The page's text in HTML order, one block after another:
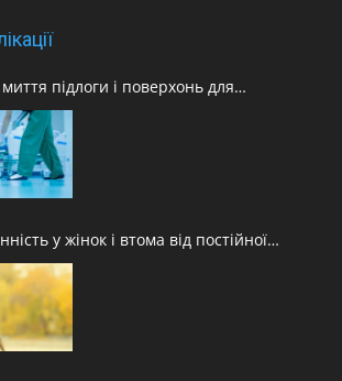
підлоги і поверхонь для
у жінок і втома від постійної